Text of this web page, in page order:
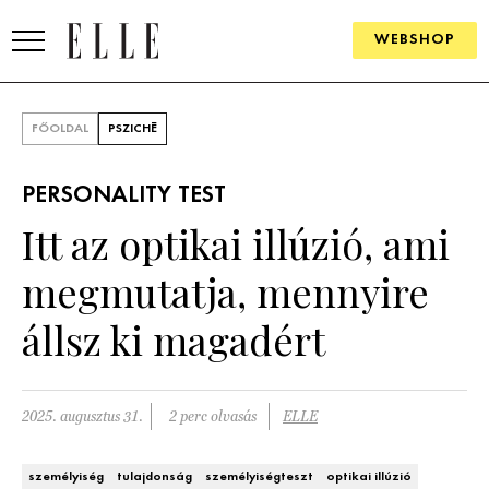
WEBSHOP
SZÉPSÉG
KULTÚRA
ÉLETMÓD
PÁRKAPCSOLAT
FŐOLDAL PSZICHÉ
PERSONALITY TEST
Itt az optikai illúzió, ami
megmutatja, mennyire
állsz ki magadért
2025. augusztus 31. 2 perc olvasás ELLE
személyiség tulajdonság személyiségteszt optikai illúzió